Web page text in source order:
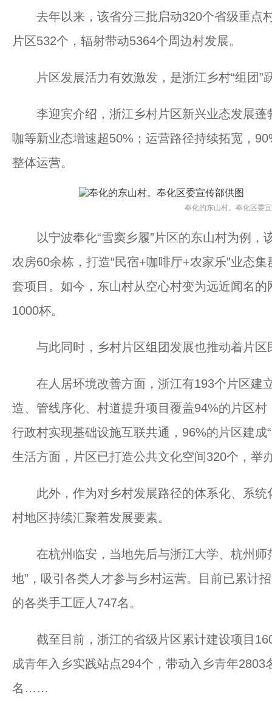
去年以来，该省分三批启动320个省级重点
片区532个，辐射带动5364个周边村发展。
片区发展活力有效激发，是浙江乡村“组团”
李迎宾介绍，浙江乡村片区新兴业态发展蓬
咖等新业态增速超50%；运营路径持续拓宽，
整体运营。
奉化的东山村。奉化区委
以宁波奉化“雪窦乡履”片区的东山村为例，
农房60余栋，打造“民宿+咖啡厅+农家乐”业态
套项目。如今，东山村从空心村变为远近闻名
1000杯。
与此同时，乡村片区组团发展也推动着片区
在人居环境改善方面，浙江有193个片区建
造、管线序化、村道提升项目覆盖94%的片区
行政村实现基础设施互联共通，96%的片区建成
生活方面，片区已打造公共文化空间320个，举
此外，作为对乡村发展路径的体系化、系统
村地区持续汇聚着发展要素。
在杭州临安，当地先后与浙江大学、杭州师
地”，吸引各类人才参与乡村运营。目前已累计
的各类手工匠人747名。
截至目前，浙江的省级片区累计建设项目
成青年入乡实践站点294个，带动入乡青年
名……